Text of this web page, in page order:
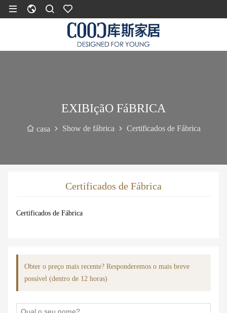
EXIBIçãO FáBRICA
casa Show de fábrica Certificados de Fábrica
Certificados de Fábrica
Certificados de Fábrica
Obter o preço mais recente? Responderemos o mais breve
possível (dentro de 12 horas)